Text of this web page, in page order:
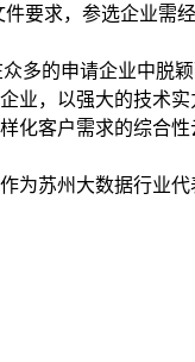
要求，参选企业需
的申请企业中脱
业，以强大的技术
化客户需求的综合
为苏州大数据行业